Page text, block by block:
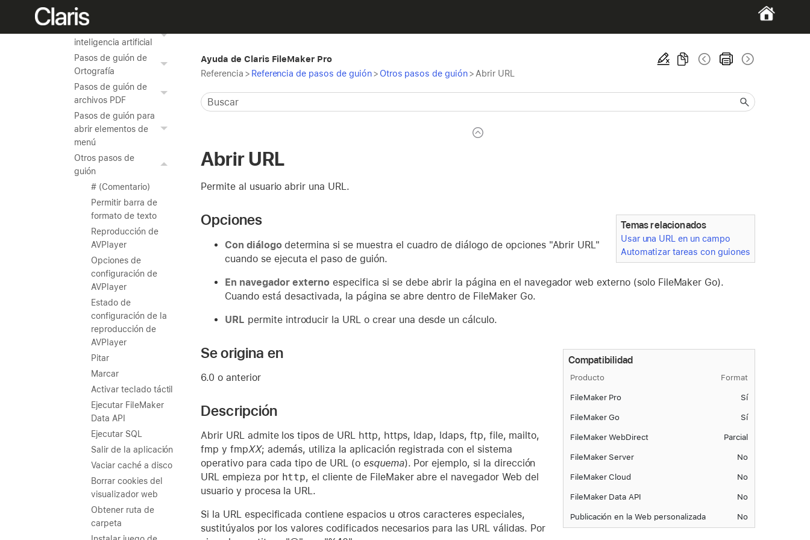
cuentas
inteligencia artificial
Pasos de guión de
Ortografía
Pasos de guión de
archivos PDF
Pasos de guión para
abrir elementos de
menú
Otros pasos de
guión
# (Comentario)
Permitir barra de
formato de texto
Reproducción de
AVPlayer
Opciones de
configuración de
AVPlayer
Estado de
configuración de la
reproducción de
AVPlayer
Pitar
Marcar
Activar teclado táctil
Ejecutar FileMaker
Data API
Ejecutar SQL
Salir de la aplicación
Vaciar caché a disco
Borrar cookies del
visualizador web
Obtener ruta de
carpeta
Ayuda de Claris FileMaker Pro
Referencia > Referencia de pasos de guión> Otros pasos de guión> Abrir URL
Abrir URL
Permite al usuario abrir una URL.
Temas relacionados
Usar una URL en un campo
Automatizar tareas con guiones
Opciones
Con diálogo determina si se muestra el cuadro de diálogo de opciones "Abrir URL"
cuando se ejecuta el paso de guión.
En navegador externo especifica si se debe abrir la página en el navegador web externo (solo FileMaker Go).
Cuando está desactivada, la página se abre dentro de FileMaker Go.
URL permite introducir la URL o crear una desde un cálculo.
Compatibilidad
Producto Format
FileMaker Pro Sí
FileMaker Go Sí
FileMaker WebDirect Parcial
FileMaker Server No
FileMaker Cloud No
FileMaker Data API No
Publicación en la Web personalizada No
Se origina en
6.0 o anterior
Descripción
Abrir URL admite los tipos de URL http, https, ldap, ldaps, ftp, file, mailto,
fmp y fmpXX; además, utiliza la aplicación registrada con el sistema
operativo para cada tipo de URL (o esquema). Por ejemplo, si la dirección
URL empieza por http, el cliente de FileMaker abre el navegador Web del
usuario y procesa la URL.
Si la URL especificada contiene espacios u otros caracteres especiales,
sustitúyalos por los valores codificados necesarios para las URL válidas. Por